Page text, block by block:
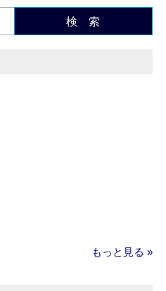
検 索
もっと見る »